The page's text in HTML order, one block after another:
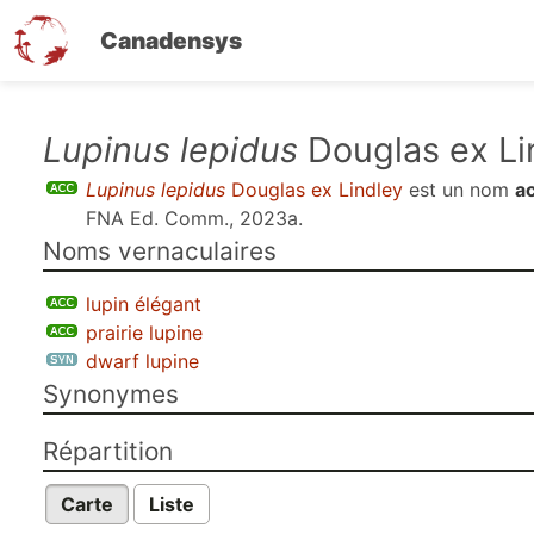
Canadensys
contenu
Lupinus lepidus Douglas ex
Lupinus lepidus Douglas ex Lindley est un nom
FNA Ed. Comm., 2023a.
Noms vernaculaires
lupin élégant
prairie lupine
dwarf lupine
Synonymes
Répartition
Carte Liste